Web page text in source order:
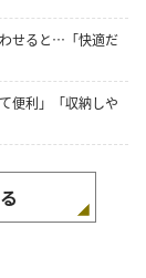
せると…「快適だ
便利」「収納しや